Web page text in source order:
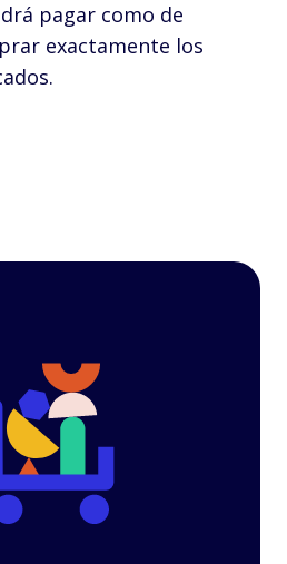
pagar como de
exactamente los